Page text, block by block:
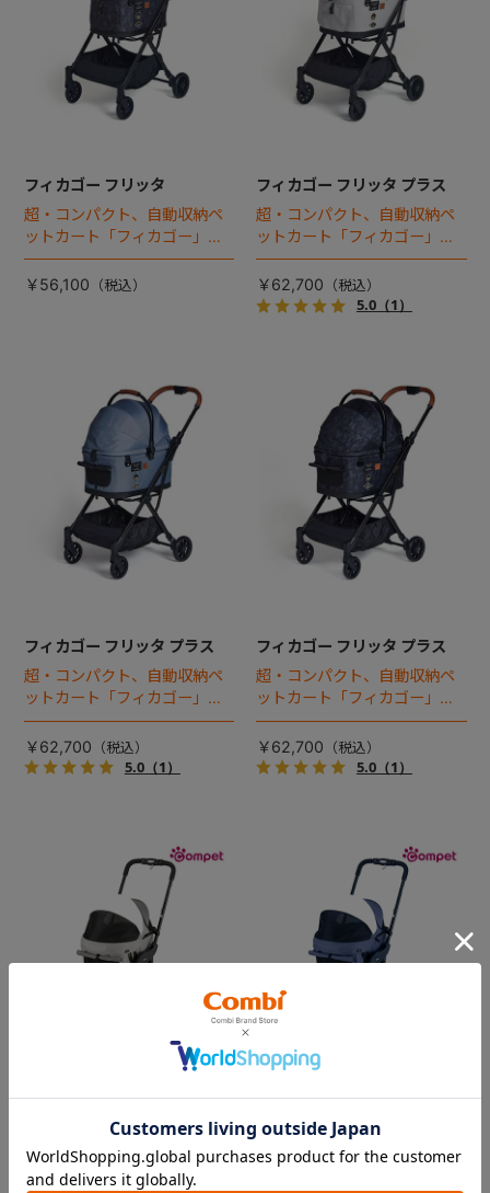
フィカゴー フリッタ
超・コンパクト、自動収納ペ
ットカート「フィカゴー」に
キャビン着脱タイプが新登
場！
￥56,100
フィカゴー フリッタ プラス
超・コンパクト、自動収納ペ
ットカート「フィカゴー」に
キャビン着脱タイプが新登
場！
￥62,700
5.0（1）
フィカゴー フリッタ プラス
超・コンパクト、自動収納ペ
ットカート「フィカゴー」に
キャビン着脱タイプが新登
場！
￥62,700
5.0（1）
フィカゴー フリッタ プラス
超・コンパクト、自動収納ペ
ットカート「フィカゴー」に
キャビン着脱タイプが新登
場！
￥62,700
5.0（1）
新色登場！幌はファスナー式
でラクラク開閉でき、ワンち
ルファ
新色登場！幌はファスナー式